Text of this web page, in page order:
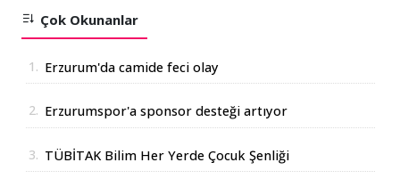
Çok Okunanlar
1. Erzurum'da camide feci olay
2. Erzurumspor'a sponsor desteği artıyor
3. TÜBİTAK Bilim Her Yerde Çocuk Şenliği